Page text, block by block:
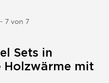
7 von 7
Sets in
Holzwärme mit